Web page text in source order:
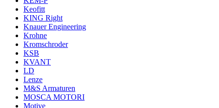
Keofitt
KING Right
Knauer Engineering
Krohne
Kromschroder
KSB
KVANT
LD
Lenze
M&S Armaturen
MOSCA MOTORI
Motive